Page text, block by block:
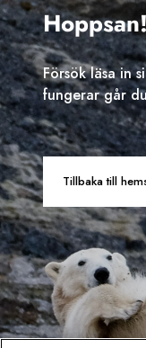
Danmark
Norge
Försök läsa in
fungerar går
Tillbaka till